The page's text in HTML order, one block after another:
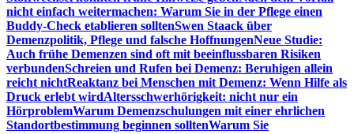
nicht einfach weitermachen: Warum Sie in der Pflege einen
Buddy-Check etablieren solltenSwen Staack über
Demenzpolitik, Pflege und falsche HoffnungenNeue Studie:
Auch frühe Demenzen sind oft mit beeinflussbaren Risiken
verbundenSchreien und Rufen bei Demenz: Beruhigen allein
reicht nichtReaktanz bei Menschen mit Demenz: Wenn Hilfe als
Druck erlebt wirdAltersschwerhörigkeit: nicht nur ein
HörproblemWarum Demenzschulungen mit einer ehrlichen
Standortbestimmung beginnen solltenWarum Sie